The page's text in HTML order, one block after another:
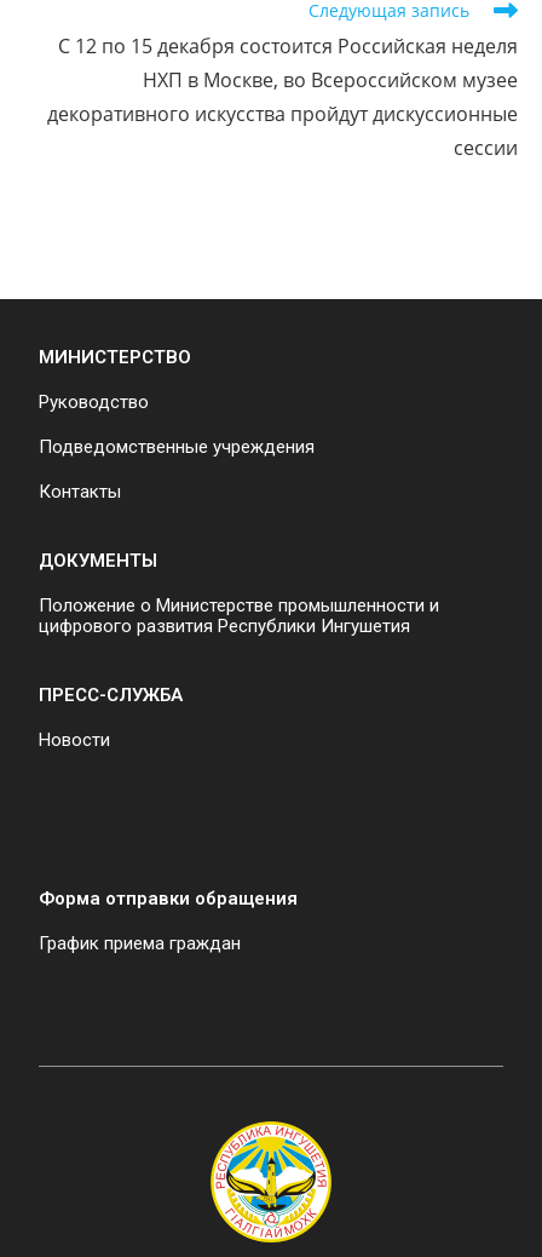
Следующая запись
С 12 по 15 декабря состоится Российская неделя
НХП в Москве, во Всероссийском музее
декоративного искусства пройдут дискуссионные
сессии
МИНИСТЕРСТВО
Руководство
Подведомственные учреждения
Контакты
ДОКУМЕНТЫ
Положение о Министерстве промышленности и
цифрового развития Республики Ингушетия
ПРЕСС-СЛУЖБА
Новости
Форма отправки обращения
График приема граждан